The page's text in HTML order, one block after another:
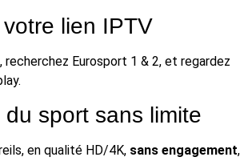
lien IPTV
recherchez Eurosport 1 & 2, et regardez
sport sans limite
en qualité HD/4K, sans engagement,